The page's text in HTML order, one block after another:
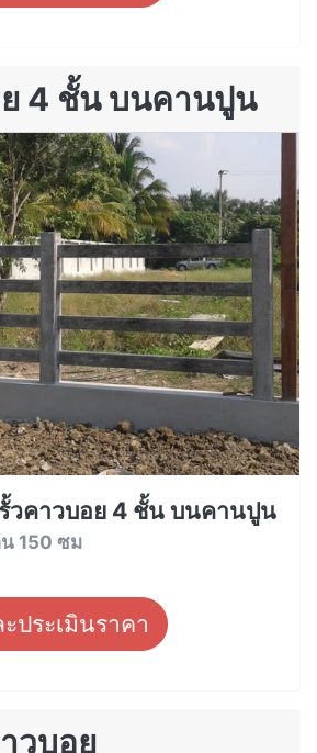
4 ชั้น บนคานปูน
วคาวบอย 4 ชั้น บนคานปูน
150 ซม
ประเมินราคา
วบอย